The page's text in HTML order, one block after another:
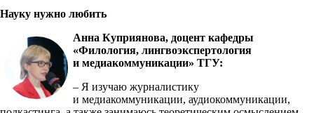
Науку нужно любить
Анна Куприянова, доцент кафедры
«Филология, лингвоэкспертология
и медиакоммуникации» ТГУ:
– Я изучаю журналистику
и медиакоммуникации, аудиокоммуникации,